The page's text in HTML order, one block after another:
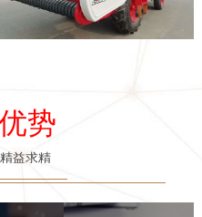
势
益求精